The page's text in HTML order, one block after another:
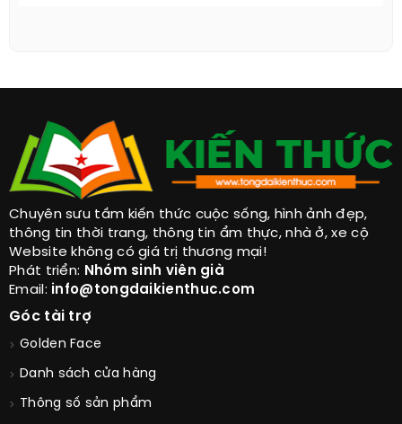
Chuyên sưu tầm kiến thức cuộc sống, hình ảnh đẹp,
thông tin thời trang, thông tin ẩm thực, nhà ở, xe cộ
Website không có giá trị thương mại!
Phát triển: Nhóm sinh viên già
Email: info@tongdaikienthuc.com
Góc tài trợ
Golden Face
Danh sách cửa hàng
Thông số sản phẩm